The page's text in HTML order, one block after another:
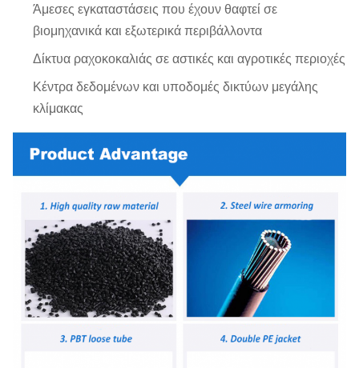
Άμεσες εγκαταστάσεις που έχουν θαφτεί σε
βιομηχανικά και εξωτερικά περιβάλλοντα
Δίκτυα ραχοκοκαλιάς σε αστικές και αγροτικές περιοχές
Κέντρα δεδομένων και υποδομές δικτύων μεγάλης
κλίμακας